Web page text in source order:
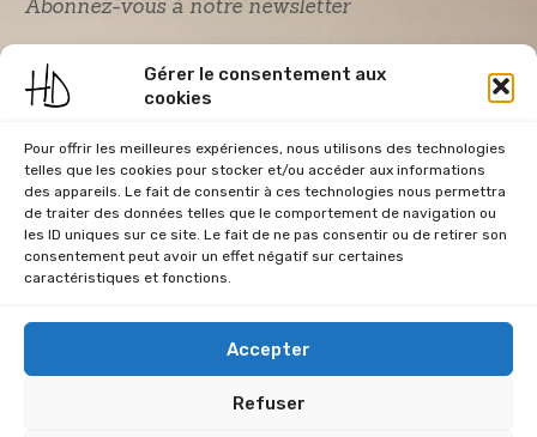
Gérer le consentement aux
cookies
Pour offrir les meilleures expériences, nous utilisons des technologies
telles que les cookies pour stocker et/ou accéder aux informations
des appareils. Le fait de consentir à ces technologies nous permettra
de traiter des données telles que le comportement de navigation ou
les ID uniques sur ce site. Le fait de ne pas consentir ou de retirer son
consentement peut avoir un effet négatif sur certaines
caractéristiques et fonctions.
Accepter
Refuser
Abonnez-vous à notre newsletter
Acceptation RGPD
*
J'accepte la politique de confidentialité du
site Home & Déco